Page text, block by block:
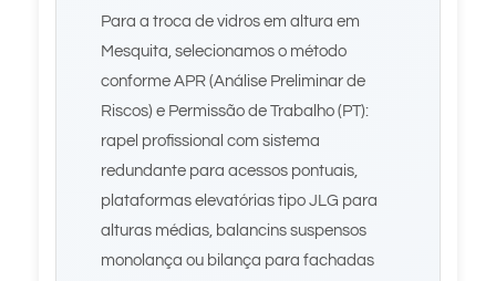
Para a troca de vidros em altura em
Mesquita, selecionamos o método
conforme APR (Análise Preliminar de
Riscos) e Permissão de Trabalho (PT):
rapel profissional com sistema
redundante para acessos pontuais,
plataformas elevatórias tipo JLG para
alturas médias, balancins suspensos
monolança ou bilança para fachadas